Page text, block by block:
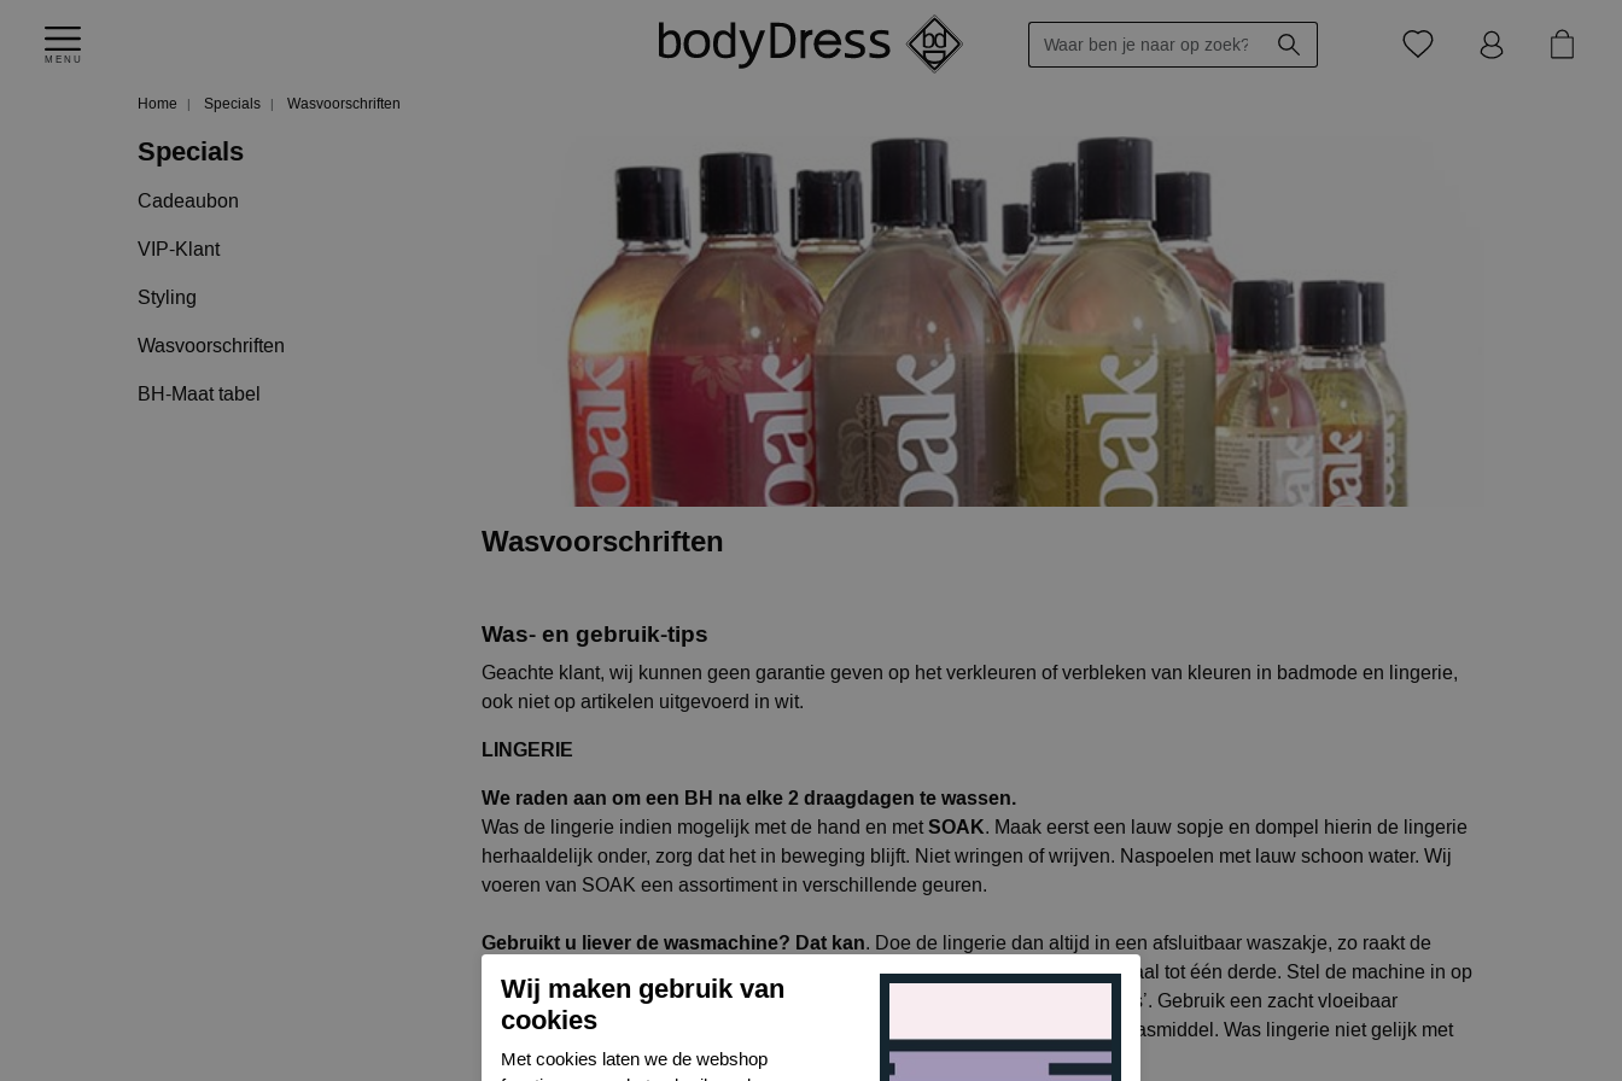
MENU
Home Specials Wasvoorschriften
Specials
Cadeaubon
VIP-Klant
Styling
Wasvoorschriften
BH-Maat tabel
Wasvoorschriften
Was- en gebruik-tips
Geachte klant, wij kunnen geen garantie geven op het verkleuren of verbleken van kleuren in badmode en lingerie,
ook niet op artikelen uitgevoerd in wit.
LINGERIE
We raden aan om een BH na elke 2 draagdagen te wassen.
Was de lingerie indien mogelijk met de hand en metSOAK. Maak eerst een lauw sopje en dompel hierin de lingerie
herhaaldelijk onder, zorg dat het in beweging blijft. Niet wringen of wrijven. Naspoelen met lauw schoon water. Wij
voeren van SOAK een assortiment in verschillende geuren.
Gebruikt u liever de wasmachine? Dat kan. Doe de lingerie dan altijd in een afsluitbaar waszakje, zo raakt de
lingerie niet beschadigd in de draaiende wastrommel. Vul de trommel maximaal tot één derde. Stel de machine in op
een laag aantal toeren. Zet de machine op 30° of op het programma ‘fijne was’. Gebruik een zacht vloeibaar
wasmiddel voor fijne was. Gebruik nooit bleekmiddel, wasverzachter of wolwasmiddel. Was lingerie niet gelijk met
zware items zoals bijvoorbeeld handdoeken of broeken.
Wij maken gebruik van
cookies
Met cookies laten we de webshop